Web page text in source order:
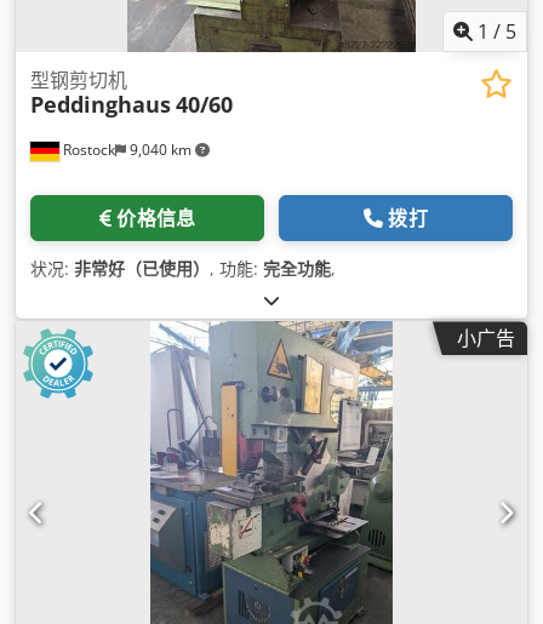
1 / 5
Rostock 9,040 km
型钢剪切机
Peddinghaus40/60
价格信息 拨打
状况: 非常好（已使用） , 功能: 完全功能,
小广告